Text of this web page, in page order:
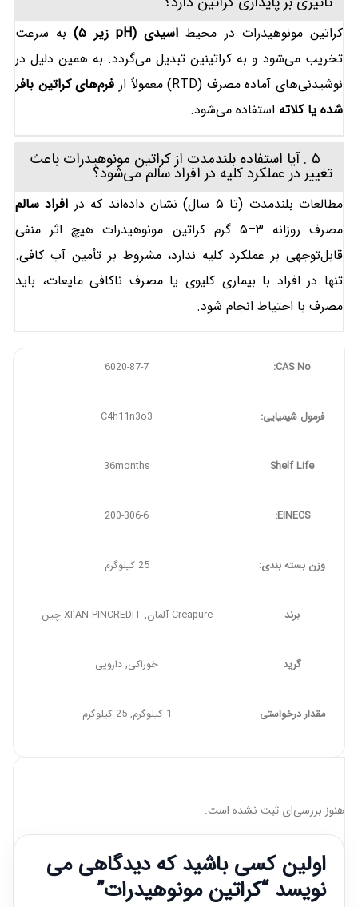
کراتین مونوهیدرات در محیط اسیدی(pH زیر ۵)به سرعت
تخریب می‌شود و به کراتینین تبدیل می‌گردد. به همین دلیل در
نوشیدنی‌های آماده مصرف (RTD) معمولاً از
فرم‌های کراتین بافر
شده یا کلاته استفاده می‌شود.
۵. آیا استفاده بلندمدت از کراتین مونوهیدرات باعث
تغییر در عملکرد کلیه در افراد سالم می‌شود؟
مطالعات بلندمدت (تا ۵ سال) نشان داده‌اند که در
افراد سالم
مصرف روزانه ۳–۵ گرم کراتین مونوهیدرات هیچ اثر منفی
قابل‌توجهی بر عملکرد کلیه ندارد، مشروط بر تأمین آب کافی.
تنها در افراد با بیماری کلیوی یا مصرف ناکافی مایعات، باید
مصرف با احتیاط انجام شود.
CAS No:
6020-87-7
فرمول شیمیایی: C4h11n3o3
Shelf Life
36months
EINECS:
200-306-6
وزن بسته بندی: 25 کیلوگرم
برند Creapure آلمان, XI’AN PINCREDIT چین
گرید خوراکی, دارویی
مقدار درخواستی 1 کیلوگرم, 25 کیلوگرم
هنوز بررسی‌ای ثبت نشده است.
اولین کسی باشید که دیدگاهی می
نویسد “کراتین مونوهیدرات”